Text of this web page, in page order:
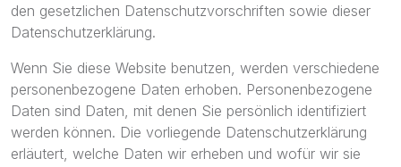
den gesetzlichen Datenschutzvorschriften sowie dieser
Datenschutzerklärung.
Wenn Sie diese Website benutzen, werden verschiedene
personenbezogene Daten erhoben. Personenbezogene
Daten sind Daten, mit denen Sie persönlich identifiziert
werden können. Die vorliegende Datenschutzerklärung
erläutert, welche Daten wir erheben und wofür wir sie